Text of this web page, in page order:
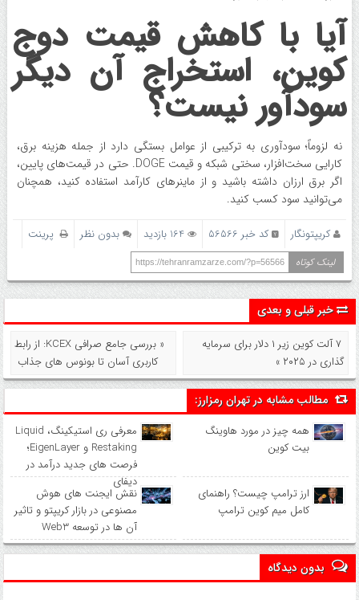
آیا با کاهش قیمت دوج
کوین، استخراج آن دیگر
سودآور نیست؟
نه لزوماً؛ سودآوری به ترکیبی از عوامل بستگی دارد از جمله هزینه برق،
کارایی سخت‌افزار، سختی شبکه و قیمت DOGE. حتی در قیمت‌های پایین،
اگر برق ارزان داشته باشید و از ماینرهای کارآمد استفاده کنید، همچنان
می‌توانید سود کسب کنید.
کریپتونگار کد خبر 56566 164 بازدید بدون نظر پرینت
لینک کوتاه https://tehranramzarze.com/?p=56566
خبر قبلی و بعدی
۷ آلت کوین زیر ۱ دلار برای سرمایه
گذاری در ۲۰۲۵ »
« بررسی جامع صرافی KCEX: از رابط
کاربری آسان تا بونوس‌ های جذاب
مطالب مشابه در تهران رمزارز:
همه چیز در مورد هاوینگ
بیت کوین
معرفی ری استیکینگ، Liquid
Restaking و EigenLayer؛
فرصت های جدید درآمد در
دیفای
ارز ترامپ چیست؟ راهنمای
کامل میم کوین ترامپ
نقش ایجنت های هوش
مصنوعی در بازار کریپتو و تاثیر
آن ها در توسعه Web3
بدون دیدگاه